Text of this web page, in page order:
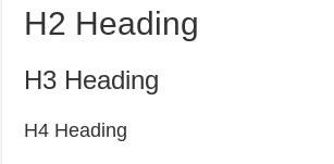
H2 Heading
H3 Heading
H4 Heading